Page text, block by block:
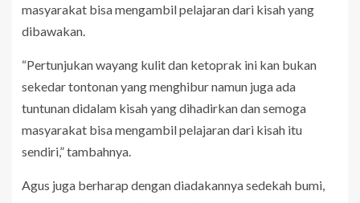
masyarakat bisa mengambil pelajaran dari kisah yang
dibawakan.
“Pertunjukan wayang kulit dan ketoprak ini kan bukan
sekedar tontonan yang menghibur namun juga ada
tuntunan didalam kisah yang dihadirkan dan semoga
masyarakat bisa mengambil pelajaran dari kisah itu
sendiri,” tambahnya.
Agus juga berharap dengan diadakannya sedekah bumi,